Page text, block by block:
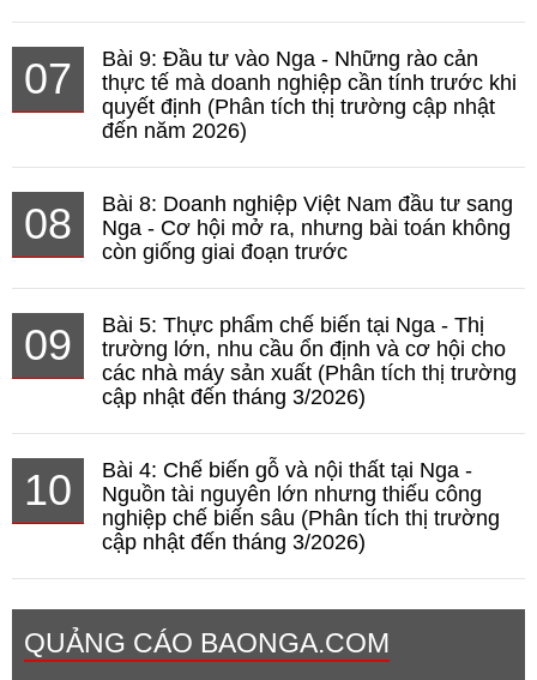
07
Bài 9: Đầu tư vào Nga - Những rào cản
thực tế mà doanh nghiệp cần tính trước khi
quyết định (Phân tích thị trường cập nhật
đến năm 2026)
08
Bài 8: Doanh nghiệp Việt Nam đầu tư sang
Nga - Cơ hội mở ra, nhưng bài toán không
còn giống giai đoạn trước
09
Bài 5: Thực phẩm chế biến tại Nga - Thị
trường lớn, nhu cầu ổn định và cơ hội cho
các nhà máy sản xuất (Phân tích thị trường
cập nhật đến tháng 3/2026)
10
Bài 4: Chế biến gỗ và nội thất tại Nga -
Nguồn tài nguyên lớn nhưng thiếu công
nghiệp chế biến sâu (Phân tích thị trường
cập nhật đến tháng 3/2026)
QUẢNG CÁO BAONGA.COM